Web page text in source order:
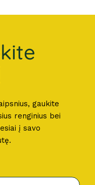
gaukite
renginius bei
į savo